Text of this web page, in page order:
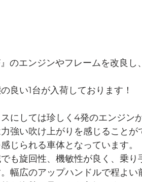
』のエンジンやフレームを改良
良い1台が入荷しております！
にしては珍しく4発のエンジン
強い吹け上がりを感じること
じられる車体となっています。
も旋回性、機敏性が良く、乗
幅広のアップハンドルで程よ